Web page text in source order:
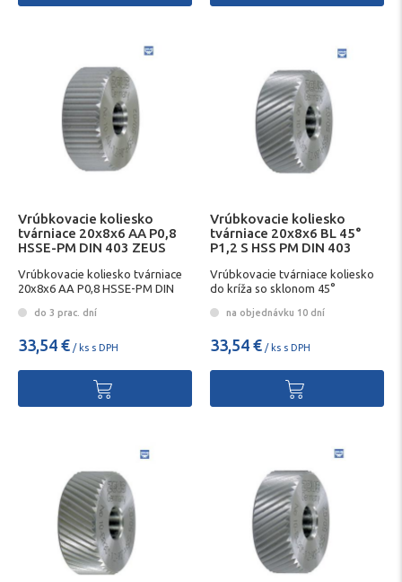
Vrúbkovacie koliesko
tvárniace 20x8x6 AA P0,8
HSSE-PM DIN 403 ZEUS
Vrúbkovacie koliesko tvárniace
20x8x6 AA P0,8 HSSE-PM DIN
do 3 prac. dní
33,54 € / ks s DPH
Vrúbkovacie koliesko
tvárniace 20x8x6 BL 45°
P1,2 S HSS PM DIN 403
Vrúbkovacie tvárniace koliesko
do kríža so sklonom 45°
na objednávku 10 dní
33,54 € / ks s DPH